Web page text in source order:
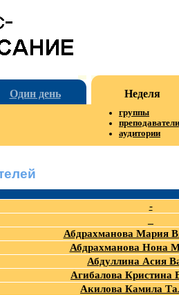
Один день Неделя
группы
преподаватели
аудитории
-
Абдрахманова Мария
Абдрахманова Нона
Абдуллина Асия
Агибалова Кристина
Акилова Камила